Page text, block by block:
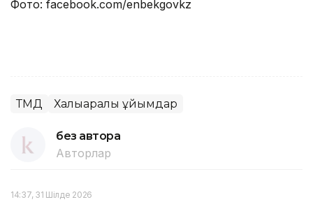
Фото: facebook.com/enbekgovkz
ТМД Халықаралық ұйымдар
без автора
Авторлар
14:37, 31 Шілде 2026